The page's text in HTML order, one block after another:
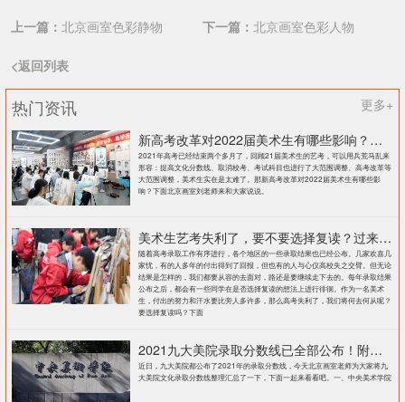
上一篇： 北京画室色彩静物 下一篇： 北京画室色彩人物
<返回列表
热门资讯
更多+
新高考改革对2022届美术生有哪些影响？北京画室刘老师来和大家说说
2021年高考已经结束两个多月了，回顾21届美术生的艺考，可以用兵荒马乱来
形容：提高文化分数线、取消校考、考试科目也进行了大范围调整、高考改革等
大范围调整，美术生实在是太难了。那新高考改革对2022届美术生有哪些影
响？下面北京画室刘老师来和大家说说。
美术生艺考失利了，要不要选择复读？过来人提出这几点建议
随着高考录取工作有序进行，各个地区的一些录取结果也已经公布。几家欢喜几
家忧，有的人多年的付出得到了回报，但也有的人与心仪高校失之交臂。但无论
结果是怎样的，我们都要从容的去面对，路还是要继续走下去的。每年录取结果
公布之后，都会有一些同学在是否选择复读的想法上进行徘徊。作为一名美术
生，付出的努力和汗水要比旁人多许多，那么高考失利了，我们将何去何从呢？
要选择复读吗？下面
2021九大美院录取分数线已全部公布！附各大院校录取分数线汇总！
近日，九大美院都公布了2021年的录取分数线，今天北京画室老师为大家将九
大美院文化录取分数线整理汇总了一下，下面一起来看看吧。一、中央美术学院